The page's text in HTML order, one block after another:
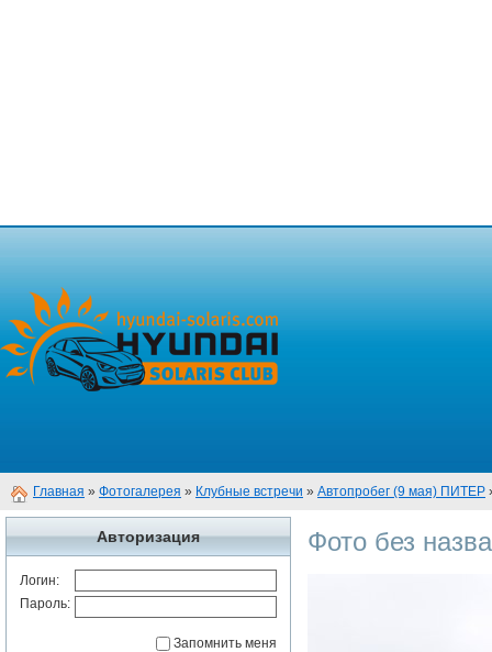
Главная » Фотогалерея » Клубные встречи » Автопробег (9 мая) ПИТЕР
Авторизация
Логин:
Пароль:
Запомнить меня
Фото без